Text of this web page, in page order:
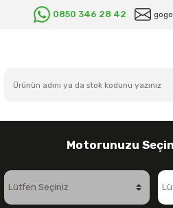
0850 346 28 42
Motorunuzu